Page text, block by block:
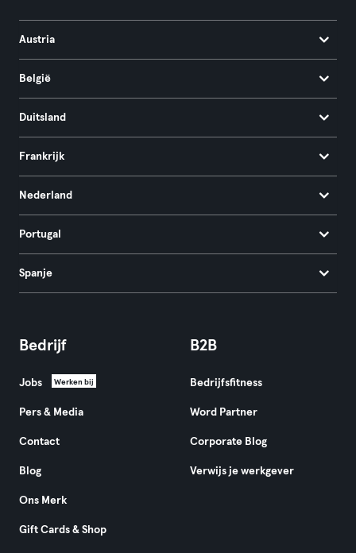
Austria
België
Duitsland
Frankrijk
Nederland
Portugal
Spanje
Bedrijf
Jobs Werken bij
Pers & Media
Contact
Blog
Ons Merk
Gift Cards & Shop
B2B
Bedrijfsfitness
Word Partner
Corporate Blog
Verwijs je werkgever